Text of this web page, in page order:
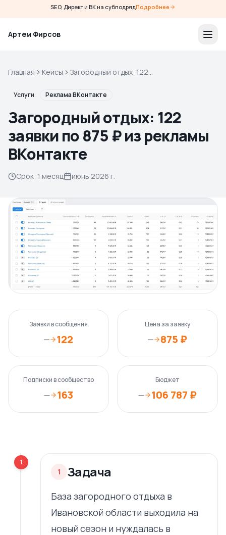
SEO, Директ и ВК на субподрядПодробнее
Артем Фирсов
Главная Кейсы
Загородный отдых: 122
ВКонтакте
Услуги Реклама ВКонтакте
Загородный отдых: 122
заявки по 875 ₽ из рекламы
ВКонтакте
Срок: 1 месяц июнь 2026 г.
Заявки в сообщения
— 122
Цена за заявку
— 875 ₽
Подписки в сообщество
— 163
Бюджет
— 106 787 ₽
1
1 Задача
База загородного отдыха в
Ивановской области выходила на
новый сезон и нуждалась в